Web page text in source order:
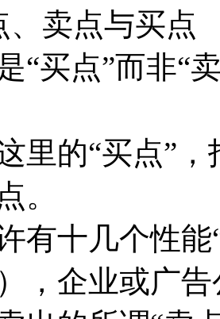
、卖点与买点
“买点”而非“
里的“买点”
。
有十几个性能
，企业或广